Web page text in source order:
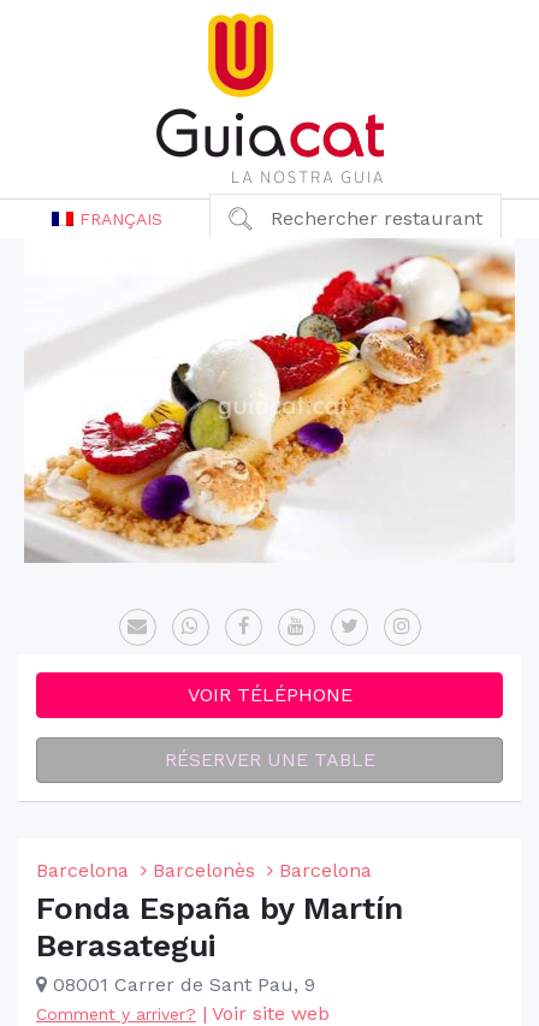
FRANÇAIS Rechercher restaurant
VOIR TÉLÉPHONE
RÉSERVER UNE TABLE
Barcelona Barcelonès Barcelona
Fonda España by Martín
Berasategui
08001 Carrer de Sant Pau, 9
Comment y arriver? | Voir site web